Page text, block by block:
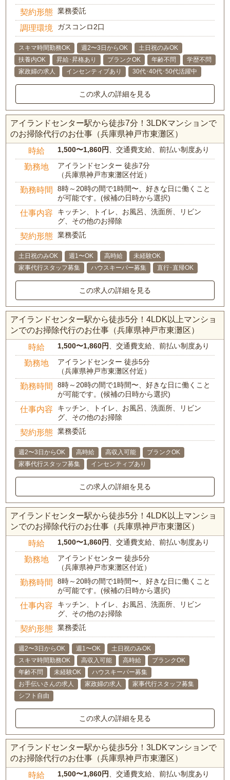
契約形態 業務委託
調理環境 ガスコンロ2口
スキマ時間勤務OK 週2〜3日からOK
土日祝のみOK
扶養内OK
昇給･昇格あり ブランクOK 年齢不問
学歴不問
家政婦の求人
インセンティブあり 30代･40代･50代活躍中
この求人の詳細を見る
アイランドセンター駅から徒歩7分！3LDKマンションで
のお掃除代行のお仕事（兵庫県神戸市東灘区）
時給 1,500〜1,860円 、交通費支給、前払い制度あり
勤務地
アイランドセンター 徒歩7分
（兵庫県神戸市東灘区付近）
勤務時間
8時～20時の間で1時間〜、好きな日に働くこと
が可能です。(候補の日時から選択)
仕事内容
キッチン、トイレ、お風呂、洗面所、リビン
グ、その他のお掃除
契約形態 業務委託
土日祝のみOK 週1〜OK 高時給
未経験OK
家事代行スタッフ募集
ハウスキーパー募集 直行･直帰OK
この求人の詳細を見る
アイランドセンター駅から徒歩5分！4LDK以上マンショ
ンでのお掃除代行のお仕事（兵庫県神戸市東灘区）
時給 1,500〜1,860円 、交通費支給、前払い制度あり
勤務地
アイランドセンター 徒歩5分
（兵庫県神戸市東灘区付近）
勤務時間
8時～20時の間で1時間〜、好きな日に働くこと
が可能です。(候補の日時から選択)
仕事内容
キッチン、トイレ、お風呂、洗面所、リビン
グ、その他のお掃除
契約形態 業務委託
週2〜3日からOK 高時給 高収入可能
ブランクOK
家事代行スタッフ募集
インセンティブあり
この求人の詳細を見る
アイランドセンター駅から徒歩5分！4LDK以上マンショ
ンでのお掃除代行のお仕事（兵庫県神戸市東灘区）
時給 1,500〜1,860円 、交通費支給、前払い制度あり
勤務地
アイランドセンター 徒歩5分
（兵庫県神戸市東灘区付近）
勤務時間
8時～20時の間で1時間〜、好きな日に働くこと
が可能です。(候補の日時から選択)
仕事内容
キッチン、トイレ、お風呂、洗面所、リビン
グ、その他のお掃除
契約形態 業務委託
週2〜3日からOK 週1〜OK
土日祝のみOK
スキマ時間勤務OK
高収入可能 高時給
ブランクOK
年齢不問
未経験OK
ハウスキーパー募集
お手伝いさんの求人
家政婦の求人
家事代行スタッフ募集
シフト自由
この求人の詳細を見る
アイランドセンター駅から徒歩5分！3LDKマンションで
のお掃除代行のお仕事（兵庫県神戸市東灘区）
時給 1,500〜1,860円 、交通費支給、前払い制度あり